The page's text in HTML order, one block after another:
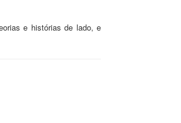
e histórias de lado, e